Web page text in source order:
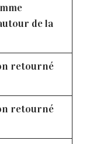
de la
retourné
retourné